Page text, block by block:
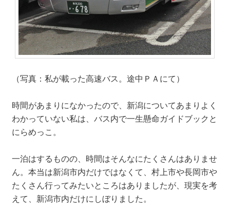
（写真：私が載った高速バス。途中ＰＡにて）
時間があまりになかったので、新潟についてあまりよく
わかっていない私は、バス内で一生懸命ガイドブックと
にらめっこ。
一泊はするものの、時間はそんなにたくさんはありませ
ん。本当は新潟市内だけではなくて、村上市や長岡市や
たくさん行ってみたいところはありましたが、現実を考
えて、新潟市内だけにしぼりました。